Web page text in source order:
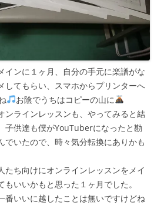
インに１ヶ月、自分の手元に楽譜がな
してもらい、スマホからプリンターへ
お陰でうちはコピーの山に
ンラインレッスンも、やってみると結
子供達も僕がYouTuberになったと勘
でいたので、時々気分転換にありかも
たち向けにオンラインレッスンをメイ
いいかもと思った１ヶ月でした。
番いいに越したことは無いですけどね